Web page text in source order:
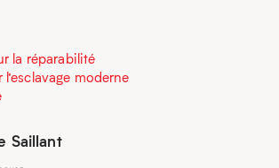
la réparabilité
moderne
Saillant